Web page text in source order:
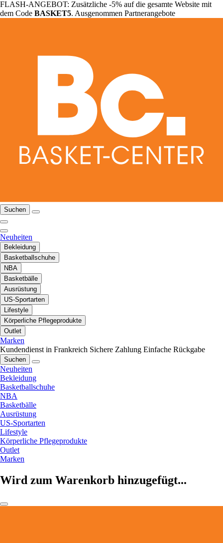
FLASH-ANGEBOT: Zusätzliche -5% auf die gesamte Website mit
dem Code BASKET5. Ausgenommen Partnerangebote
Suchen
Neuheiten
Bekleidung
Basketballschuhe
NBA
Basketbälle
Ausrüstung
US-Sportarten
Lifestyle
Körperliche Pflegeprodukte
Outlet
Marken
Kundendienst in Frankreich Sichere Zahlung Einfache Rückgabe
Suchen
Neuheiten
Bekleidung
Basketballschuhe
NBA
Basketbälle
Ausrüstung
US-Sportarten
Lifestyle
Körperliche Pflegeprodukte
Outlet
Marken
Wird zum Warenkorb hinzugefügt...